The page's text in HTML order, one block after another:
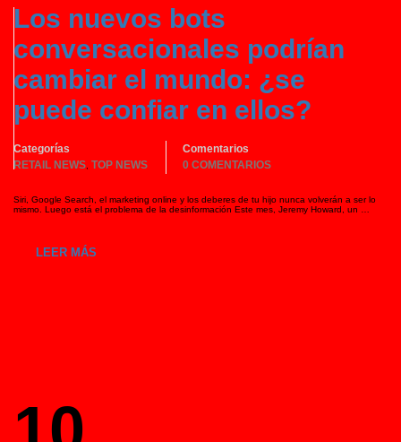
Los nuevos bots
conversacionales podrían
cambiar el mundo: ¿se
puede confiar en ellos?
Categorías
RETAIL NEWS TOP NEWS
Comentarios
0 COMENTARIOS
Siri, Google Search, el marketing online y los deberes de tu hijo nunca volverán a ser lo
mismo. Luego está el problema de la desinformación Este mes, Jeremy Howard, un …
LEER MÁS